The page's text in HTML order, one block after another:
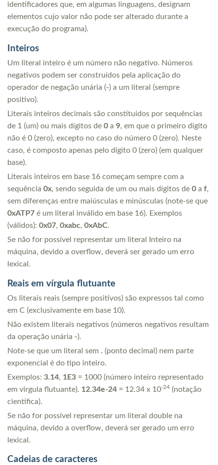
identificadores que, em algumas linguagens, designam
elementos cujo valor não pode ser alterado durante a
execução do programa).
Inteiros
Um literal inteiro é um número não negativo. Números
negativos podem ser construídos pela aplicação do
operador de negação unária (-) a um literal (sempre
positivo).
Literais inteiros decimais são constituídos por sequências
de 1 (um) ou mais dígitos de 0 a 9, em que o primeiro digito
não é 0 (zero), excepto no caso do número 0 (zero). Neste
caso, é composto apenas pelo dígito 0 (zero) (em qualquer
base).
Literais inteiros em base 16 começam sempre com a
sequência 0x, sendo seguida de um ou mais dígitos de 0 a f,
sem diferenças entre maiúsculas e minúsculas (note-se que
0xATP7 é um literal inválido em base 16). Exemplos
(válidos): 0x07, 0xabc, 0xAbC.
Se não for possível representar um literal Inteiro na
máquina, devido a overflow, deverá ser gerado um erro
lexical.
Reais em vírgula flutuante
Os literais reais (sempre positivos) são expressos tal como
em C (exclusivamente em base 10).
Não existem literais negativos (números negativos resultam
da operação unária -).
Note-se que um literal sem . (ponto decimal) nem parte
exponencial é do tipo inteiro.
Exemplos: 3.14, 1E3 = 1000 (número inteiro representado
em virgula flutuante). 12.34e-24 = 12.34 x 10-24 (notação
cientifica).
Se não for possível representar um literal double na
máquina, devido a overflow, deverá ser gerado um erro
lexical.
Cadeias de caracteres